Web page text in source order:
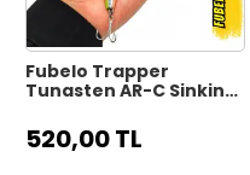
Fubelo Trapper
Tungsten AR-C Sinking
- Yellow Killer
520,00 TL